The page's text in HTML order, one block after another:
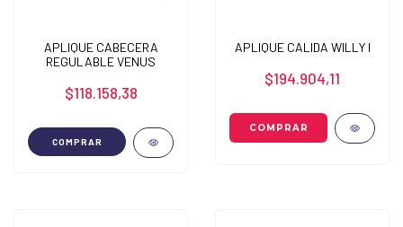
APLIQUE CABECERA
REGULABLE VENUS
$118.158,38
COMPRAR
APLIQUE CALIDA WILLY I
$194.904,11